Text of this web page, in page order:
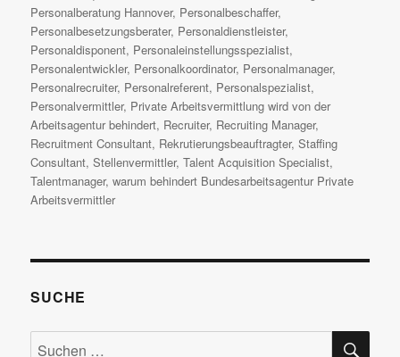
Personalberatung Hannover, Personalbeschaffer,
Personalbesetzungsberater, Personaldienstleister,
Personaldisponent, Personaleinstellungsspezialist,
Personalentwickler, Personalkoordinator, Personalmanager,
Personalrecruiter, Personalreferent, Personalspezialist,
Personalvermittler, Private Arbeitsvermittlung wird von der
Arbeitsagentur behindert, Recruiter, Recruiting Manager,
Recruitment Consultant, Rekrutierungsbeauftragter,Staffing
Consultant,Stellenvermittler,Talent Acquisition Specialist,
Talentmanager,warum behindert Bundesarbeitsagentur Private
Arbeitsvermittler
SUCHE
Suchen